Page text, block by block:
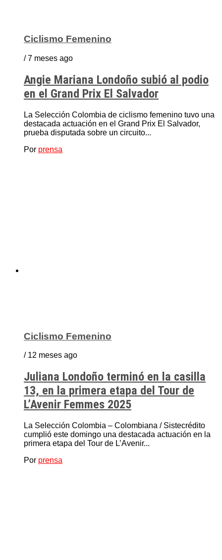
Ciclismo Femenino
/ 7 meses ago
Angie Mariana Londoño subió al podio
en el Grand Prix El Salvador
La Selección Colombia de ciclismo femenino tuvo una
destacada actuación en el Grand Prix El Salvador,
prueba disputada sobre un circuito...
Por prensa
Ciclismo Femenino
/ 12 meses ago
Juliana Londoño terminó en la casilla
13, en la primera etapa del Tour de
L’Avenir Femmes 2025
La Selección Colombia – Colombiana / Sistecrédito
cumplió este domingo una destacada actuación en la
primera etapa del Tour de L’Avenir...
Por prensa